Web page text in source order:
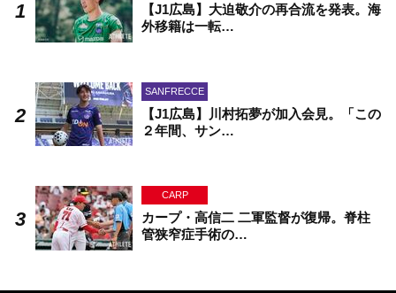
【J1広島】大迫敬介の再合流を発表。海
外移籍は一転…
SANFRECCE
【J1広島】川村拓夢が加入会見。「この
２年間、サン…
CARP
カープ・高信二 二軍監督が復帰。脊柱
管狭窄症手術の…